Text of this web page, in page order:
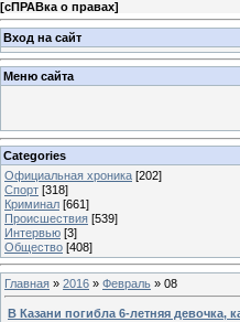
[сПРАВка о правах]
Вход на сайт
Меню сайта
Categories
Официальная хроника [202]
Спорт [318]
Криминал [661]
Происшествия [539]
Интервью [3]
Общество [408]
Главная » 2016 » Февраль » 08
В Казани погибла 6-летняя девочка,